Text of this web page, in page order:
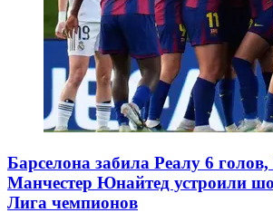
Барселона забила Реалу 6
Манчестер Юнайтед устроили
Лига чемпионов